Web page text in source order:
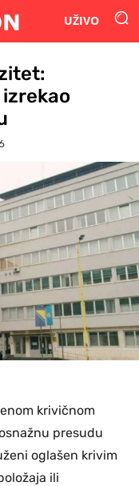
UŽIVO
krivičnom
presudu
oglašen krivim
ili